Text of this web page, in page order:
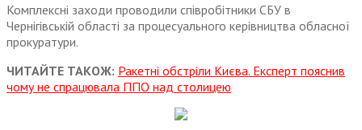
Комплексні заходи проводили співробітники СБУ в
Чернігівській області за процесуального керівництва обласної
прокуратури.
ЧИТАЙТЕ ТАКОЖ: Ракетні обстріли Києва. Експерт пояснив
чому не спрацювала ППО над столицею